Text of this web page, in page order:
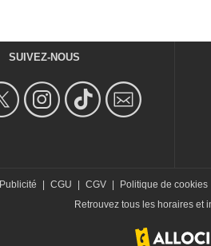
SUIVEZ-NOUS
Publicité CGU CGV Politique de cookies
Retrouvez tous les horaires et